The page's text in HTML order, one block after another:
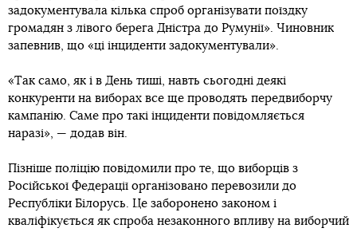
задокументувала кілька спроб організувати поїздку
громадян з лівого берега Дністра до Румунії». Чиновник
запевнив, що «ці інциденти задокументували».
«Так само, як і в День тиші, навть сьогодні деякі
конкуренти на виборах все ще проводять передвиборчу
кампанію. Саме про такі інциденти повідомляється
наразі», — додав він.
Пізніше поліцію повідомили про те, що виборців з
Російської Федерації організовано перевозили до
Республіки Білорусь. Це заборонено законом і
кваліфікується як спроба незаконного впливу на виборчий